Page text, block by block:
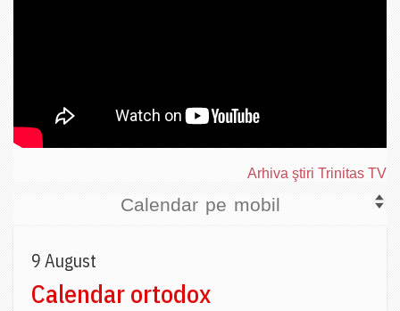
Arhiva ştiri Trinitas TV
Calendar pe mobil
9 August
Calendar ortodox